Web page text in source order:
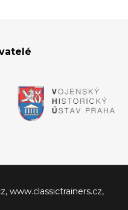
www.classictrainers.cz,